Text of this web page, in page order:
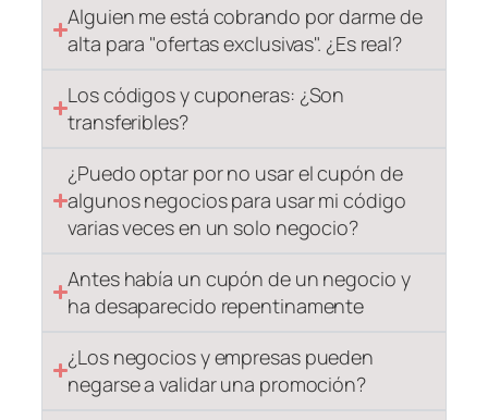
Alguien me está cobrando por darme de
alta para "ofertas exclusivas". ¿Es real?
Los códigos y cuponeras: ¿Son
transferibles?
¿Puedo optar por no usar el cupón de
algunos negocios para usar mi código
varias veces en un solo negocio?
Antes había un cupón de un negocio y
ha desaparecido repentinamente
¿Los negocios y empresas pueden
negarse a validar una promoción?